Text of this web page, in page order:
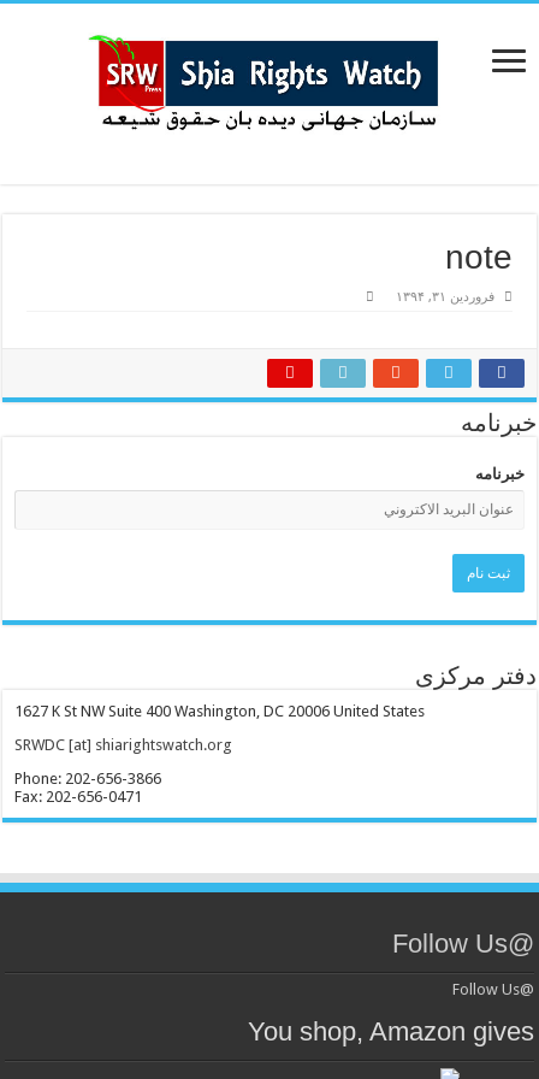
note
فروردین ۳۱, ۱۳۹۴
خبرنامه
خبرنامه
دفتر مرکزی
1627 K St NW Suite 400 Washington, DC 20006 United States
SRWDC [at] shiarightswatch.org
Phone: 202-656-3866
Fax: 202-656-0471
@Follow Us
@Follow Us
You shop, Amazon gives